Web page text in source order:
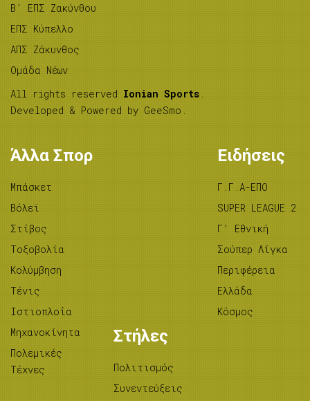
B’ ΕΠΣ Ζακύνθου
ΕΠΣ Κύπελλο
ΑΠΣ Ζάκυνθος
Ομάδα Νέων
All rights reserved Ionian Sports
Developed & Powered by GeeSmo
Άλλα Σπορ
Μπάσκετ
Βόλεϊ
Στίβος
Tοξοβολία
Κολύμβηση
Τένις
Ιστιοπλοΐα
Μηχανοκίνητα
Πολεμικές
Τέχνες
Ειδήσεις
Γ.Γ.Α-ΕΠΟ
SUPER LEAGUE 2
Γ’ Εθνική
Σούπερ Λίγκα
Περιφέρεια
Ελλάδα
Κόσμος
Στήλες
Πολιτισμός
Συνεντεύξεις